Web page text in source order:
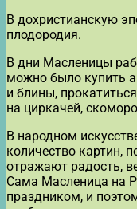
В дохристианскую
плодородия.
В дни Масленицы
можно было купить
и блины,
на циркачей,
В народном
количество картин,
отражают радость,
Сама Масленица на
праздником, и